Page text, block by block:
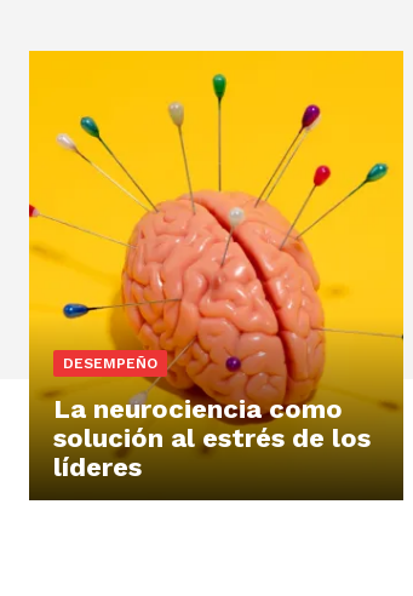
DESEMPEÑO
La neurociencia como
solución al estrés de los
líderes